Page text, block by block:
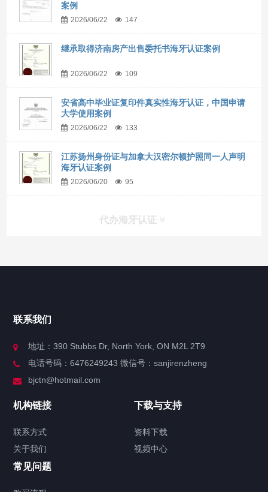
案例
2026/06/22 147
继承取得济南房产出售委托书海牙认证案例
2026/06/22 109
安省高中毕业证复印件真实性海牙认证，中国申请
大学使用案例
2026/06/22 133
江苏扬州身份证与加拿大汉密尔顿护照同一人声明
海牙认证案例
2026/06/20 95
代办海牙认证
服务分类
签署类文件海牙认证程序费用
视频中心
联系我们
地址：390 Stubbs Dr, North York, ON M2L 2T9
电话号码：6476249243 微信号：sanjirenzheng
bjctn@hotmail.com
机构链接
联系方式
关于我们
下载与支持
资料下载
视频中心
常见问题